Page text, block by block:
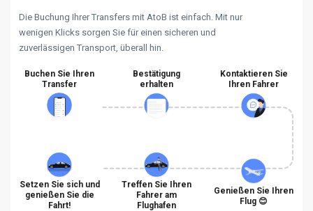
Die Buchung Ihrer Transfers mit AtoB ist einfach. Mit nur
wenigen Klicks sorgen Sie für einen sicheren und
zuverlässigen Transport, überall hin.
Buchen Sie Ihren
Transfer
Bestätigung
erhalten
Kontaktieren Sie
Ihren Fahrer
Setzen Sie sich und
genießen Sie die
Fahrt!
Treffen Sie Ihren
Fahrer am
Flughafen
Genießen Sie Ihren
Flug 😊